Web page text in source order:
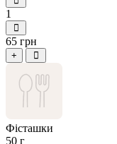
1
65 грн
+
Фісташки
50 г